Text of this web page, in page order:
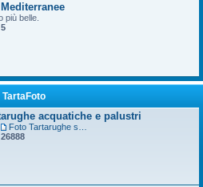
più belle.
5
TartaFoto
acquatiche e palustri
26888